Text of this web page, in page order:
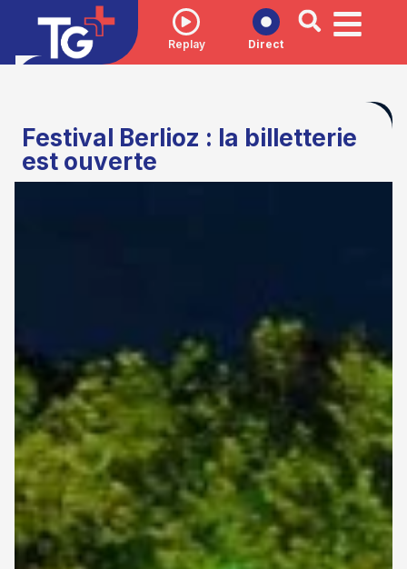
Replay Direct
Festival Berlioz : la billetterie
est ouverte